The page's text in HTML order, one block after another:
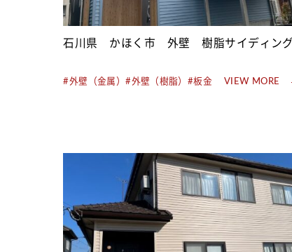
石川県 かほく市 外壁 樹脂サイディング
#外壁（金属）#外壁（樹脂） #板金 VIEW MORE